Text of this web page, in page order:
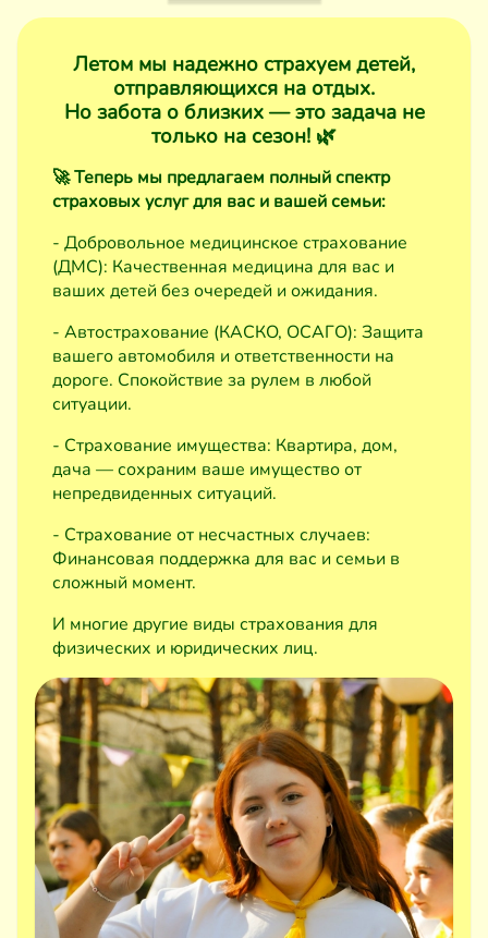
Летом мы надежно страхуем детей,
отправляющихся на отдых.
Но забота о близких — это задача не
только на сезон! 🌿
🚀 Теперь мы предлагаем полный спектр
страховых услуг для вас и вашей семьи:
- Добровольное медицинское страхование
(ДМС): Качественная медицина для вас и
ваших детей без очередей и ожидания.
- Автострахование (КАСКО, ОСАГО): Защита
вашего автомобиля и ответственности на
дороге. Спокойствие за рулем в любой
ситуации.
- Страхование имущества: Квартира, дом,
дача — сохраним ваше имущество от
непредвиденных ситуаций.
- Страхование от несчастных случаев:
Финансовая поддержка для вас и семьи в
сложный момент.
И многие другие виды страхования для
физических и юридических лиц.